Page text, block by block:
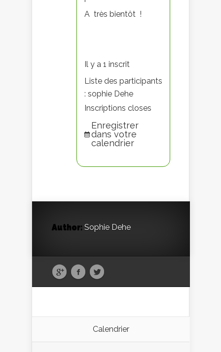
A très bientôt !
Il y a 1 inscrit
Liste des participants
: sophie Dehe
Inscriptions closes
Enregistrer
dans votre
calendrier
Author: Sophie Dehe
Calendrier